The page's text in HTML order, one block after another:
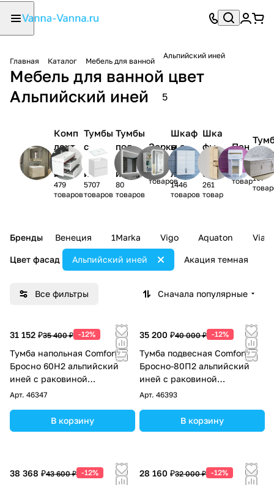
Главная Каталог Мебель для ванной
Альпийский иней
Мебель для ванной цвет
Альпийский иней
5
Комп
лект
мебел
и
479
товаров
Тумбы
с
раков
иной
5707
товаров
Тумбы
под
раков
ину
80
товаров
Зерка
ла
1150
товаров
Шкаф
ы с
зерка
лом
1446
товаров
Шка
фы
нав
есн
ые
261
товар
Пен
алы
1831
товар
-
107
Бренды Венеция 1Marka Vigo Aquaton Viant
Цвет фасад Акация темная
Альпийский иней
Все фильтры Сначала популярные
31 152 ₽35 400 ₽ -12%
Тумба напольная Comforty
Бросно 60Н2 альпийский
иней с раковиной
CF19696BX-60
Арт. 46347
В корзину
35 200 ₽40 000 ₽ -12%
Тумба подвесная Comforty
Бросно-80П2 альпийский
иней с раковиной
CF19696BX-80
Арт. 46393
В корзину
38 368 ₽43 600 ₽ -12% 28 160 ₽32 000 ₽ -12%